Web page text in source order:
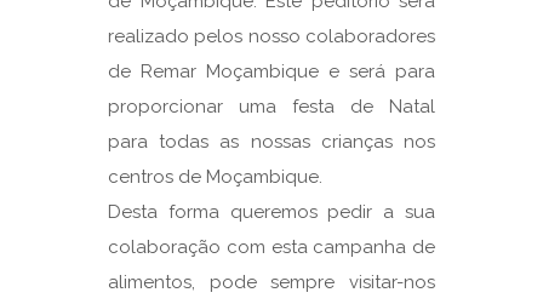
realizado pelos nosso colaboradores
de Remar Moçambique e será para
proporcionar uma festa de Natal
para todas as nossas crianças nos
centros de Moçambique.
Desta forma queremos pedir a sua
colaboração com esta campanha de
alimentos, pode sempre visitar-nos